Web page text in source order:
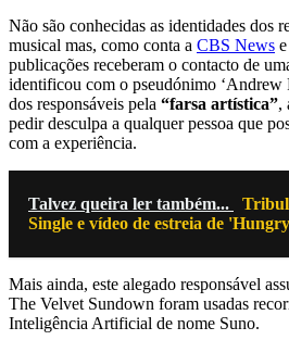
Não são conhecidas as identidades dos
musical mas, como conta a CBS News
publicações receberam o contacto de
identificou com o pseudónimo ‘Andrew
dos responsáveis pela “farsa artística”,
pedir desculpa a qualquer pessoa que
com a experiência.
Talvez queira ler também...
Single e vídeo de estreia de
Mais ainda, este alegado responsável
The Velvet Sundown foram usadas
Inteligência Artificial de nome Suno.